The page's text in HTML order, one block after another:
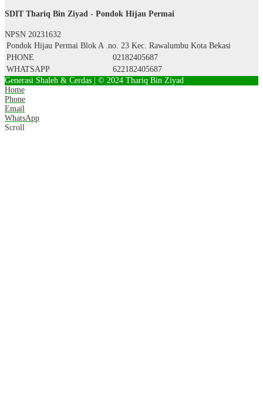
SDIT Thariq Bin Ziyad - Pondok Hijau Permai
NPSN 20231632
Pondok Hijau Permai Blok A .no. 23 Kec. Rawalumbu Kota Bekasi
PHONE
02182405687
WHATSAPP
622182405687
Generasi Shaleh & Cerdas | © 2024 Thariq Bin Ziyad
Home
Phone
Email
WhatsApp
Scroll